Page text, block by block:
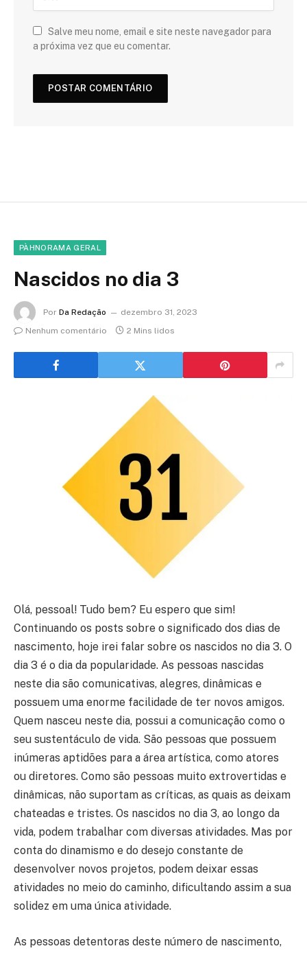
Salve meu nome, email e site neste navegador para
a próxima vez que eu comentar.
PÀHNORAMA GERAL
Nascidos no dia 3
Por Da Redação
dezembro 31, 2023
Nenhum comentário
2 Mins lidos
Olá, pessoal! Tudo bem? Eu espero que sim!
Continuando os posts sobre o significado dos dias de
nascimento, hoje irei falar sobre os nascidos no dia 3. O
dia 3 é o dia da popularidade. As pessoas nascidas
neste dia são comunicativas, alegres, dinâmicas e
possuem uma enorme facilidade de ter novos amigos.
Quem nasceu neste dia, possui a comunicação como o
seu sustentáculo de vida. São pessoas que possuem
inúmeras aptidões para a área artística, como atores
ou diretores. Como são pessoas muito extrovertidas e
dinâmicas, não suportam as críticas, as quais as deixam
chateadas e tristes. Os nascidos no dia 3, ao longo da
vida, podem trabalhar com diversas atividades. Mas por
conta do dinamismo e do desejo constante de
desenvolver novos projetos, podem deixar essas
atividades no meio do caminho, dificultando assim a sua
solidez em uma única atividade.
As pessoas detentoras deste número de nascimento,